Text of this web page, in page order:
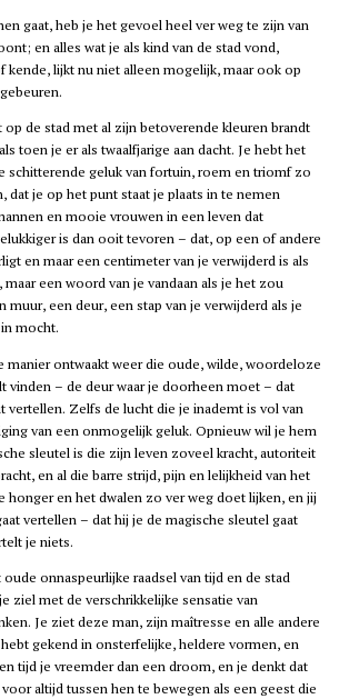
gaat, heb je het gevoel heel ver weg te zijn van
en alles wat je als kind van de stad vond,
kende, lijkt nu niet alleen mogelijk, maar ook op
de stad met al zijn betoverende kleuren brandt
toen je er als twaalfjarige aan dacht. Je hebt het
schitterende geluk van fortuin, roem en triomf zo
dat je op het punt staat je plaats in te nemen
en mooie vrouwen in een leven dat
is dan ooit tevoren – dat, op een of andere
en maar een centimeter van je verwijderd is als
een woord van je vandaan als je het zou
muur, een deur, een stap van je verwijderd als je
mocht.
manier ontwaakt weer die oude, wilde, woordeloze
vinden – de deur waar je doorheen moet – dat
vertellen. Zelfs de lucht die je inademt is vol van
van een onmogelijk geluk. Opnieuw wil je hem
sleutel is die zijn leven zoveel kracht, autoriteit
en al die barre strijd, pijn en lelijkheid van het
honger en het dwalen zo ver weg doet lijken, en jij
vertellen – dat hij je de magische sleutel gaat
je niets.
oude onnaspeurlijke raadsel van tijd en de stad
ziel met de verschrikkelijke sensatie van
Je ziet deze man, zijn maîtresse en alle andere
gekend in onsterfelijke, heldere vormen, en
tijd je vreemder dan een droom, en je denkt dat
altijd tussen hen te bewegen als een geest die